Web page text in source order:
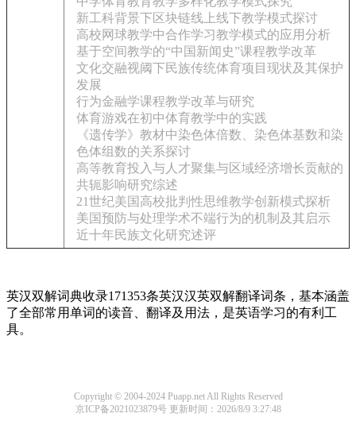
新工科背景下区块链线上线下教学模式探讨
高校网球教学中合作学习教学模式的应用分析
基于空间教学的“中国新闻史”课程教学改革
文化交融视阈下民族传统体育项目现状及其保护
发展
行为金融学课程教学改革与研究
体育游戏在初中体育教学中的实践
《遗传学》教材中染色体倍数、染色体基数和染
色体组数的关系探讨
高等教育投入与人才聚集与区域经济增长贡献的
共轭影响研究综述
21世纪美国高校批判性思维教学创新模式探析
美国预防与处理学术不端行为的机制及其启示
近十年民族文化研究述评
英汉双解词典收录171353条英汉汉英双解翻译词条，基本涵盖
了全部常用单词的读音、翻译及用法，是英语学习的有利工
具。
Copyright © 2004-2024 Puapp.net All Rights Reserved
京ICP备2021023879号 更新时间：2026/8/9 3:27:48